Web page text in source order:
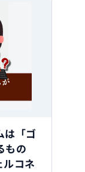
は「ゴ
もの
コネ